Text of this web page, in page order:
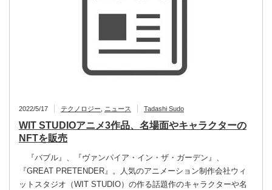
2022/5/17 テクノロジー ニュース Tadashi Sudo
WIT STUDIOアニメ3作品、名場面やキャラクターの
NFTを販売
『バブル』、『ヴァンパイア・イン・ザ・ガーデン』、
『GREAT PRETENDER』。人気のアニメーション制作会社ウィ
ットスタジオ（WIT STUDIO）の作る話題作のキャラクターや名